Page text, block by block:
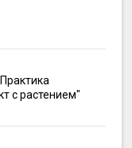
с растением"